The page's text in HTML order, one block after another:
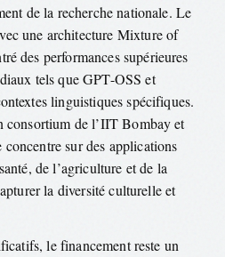
de la recherche nationale. Le
une architecture Mixture of
des performances supérieures
tels que GPT-OSS et
linguistiques spécifiques.
consortium de l’IIT Bombay et
sur des applications
de l’agriculture et de la
la diversité culturelle et
le financement reste un